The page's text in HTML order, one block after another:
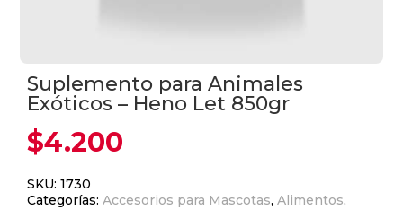
Suplemento para Animales
Exóticos – Heno Let 850gr
$4.200
SKU:1730
Categorías:Accesorios para Mascotas,Alimentos,